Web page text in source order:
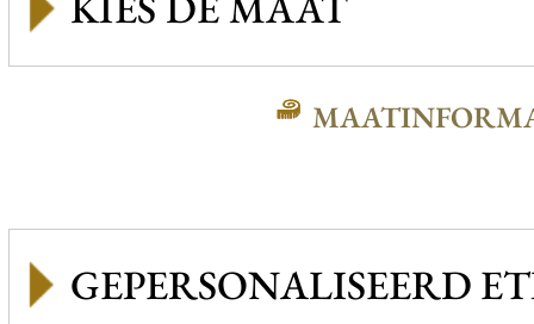
GEPERSONALISEERD